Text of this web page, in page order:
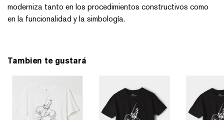
moderniza tanto en los procedimientos constructivos como
en la funcionalidad y la simbología.
Tambien te gustará